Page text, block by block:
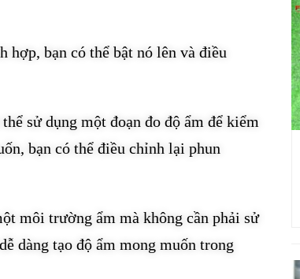
bạn có thể bật nó lên và điều
sử dụng một đoạn đo độ ẩm để kiểm
bạn có thể điều chỉnh lại phun
môi trường ẩm mà không cần phải sử
dàng tạo độ ẩm mong muốn trong